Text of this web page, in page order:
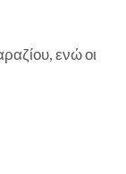
ενώ οι